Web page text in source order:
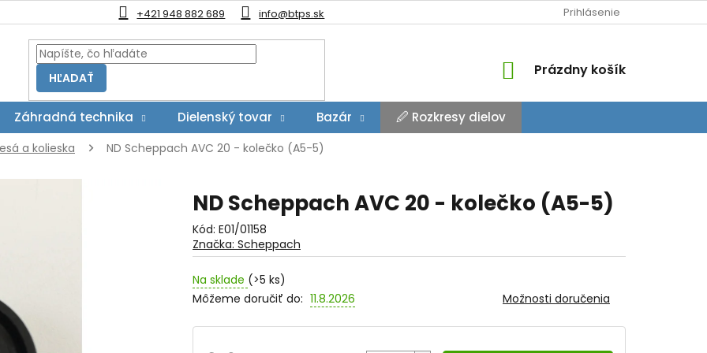
+421 948 882 689 info@btps.sk Prihlásenie
HĽADAŤ
NÁKUPNÝ
Prázdny košík
Záhradná technika Dielenský tovar Bazár 🖉 Rozkresy dielov
a kolieska ND Scheppach AVC 20 - kolečko (A5-5)
ND Scheppach AVC 20 - kolečko (A5-5)
Kód: E01/01158
Na sklade (>5 ks)
Môžeme doručiť do: 11.8.2026 Možnosti doručenia
Značka: Scheppach